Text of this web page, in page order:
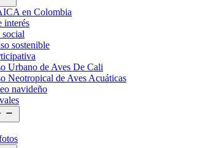
el
menúen Colombia
interés
sostenible
Urbano de Aves De Cali
Neotropical de Aves Acuáticas
navideño
el